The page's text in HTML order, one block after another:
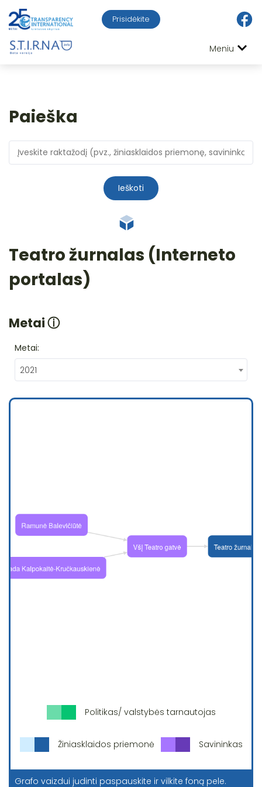
Prisidėkite
Meniu
Paieška
Ieškoti
Teatro žurnalas (Interneto
portalas)
Metaiⓘ
Metai:
2021
Politikas/ valstybės tarnautojas
Žiniasklaidos priemonė Savininkas
Grafo vaizdui judinti paspauskite ir vilkite foną pele.